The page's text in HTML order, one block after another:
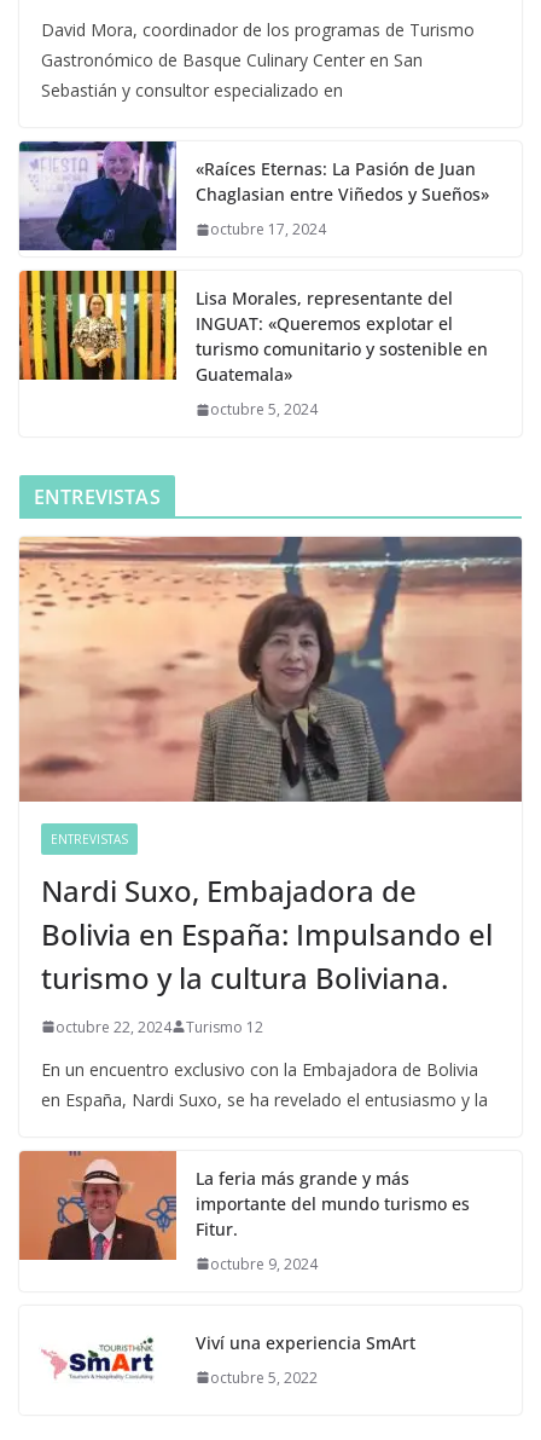
David Mora, coordinador de los programas de Turismo
Gastronómico de Basque Culinary Center en San
Sebastián y consultor especializado en
«Raíces Eternas: La Pasión de Juan
Chaglasian entre Viñedos y Sueños»
octubre 17, 2024
Lisa Morales, representante del
INGUAT: «Queremos explotar el
turismo comunitario y sostenible en
Guatemala»
octubre 5, 2024
ENTREVISTAS
ENTREVISTAS
Nardi Suxo, Embajadora de
Bolivia en España: Impulsando el
turismo y la cultura Boliviana.
octubre 22, 2024 Turismo 12
En un encuentro exclusivo con la Embajadora de Bolivia
en España, Nardi Suxo, se ha revelado el entusiasmo y la
La feria más grande y más
importante del mundo turismo es
Fitur.
octubre 9, 2024
Viví una experiencia SmArt
octubre 5, 2022